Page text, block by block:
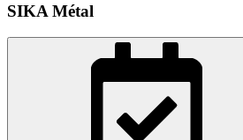
SIKA Métal